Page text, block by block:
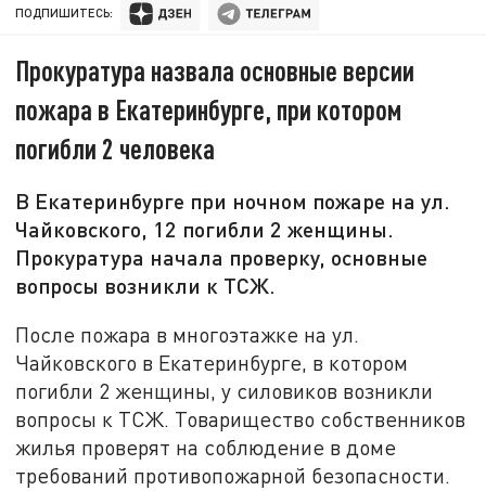
ПОДПИШИТЕСЬ:
Прокуратура назвала основные версии
пожара в Екатеринбурге, при котором
погибли 2 человека
В Екатеринбурге при ночном пожаре на ул.
Чайковского, 12 погибли 2 женщины.
Прокуратура начала проверку, основные
вопросы возникли к ТСЖ.
После пожара в многоэтажке на ул.
Чайковского в Екатеринбурге, в котором
погибли 2 женщины, у силовиков возникли
вопросы к ТСЖ. Товарищество собственников
жилья проверят на соблюдение в доме
требований противопожарной безопасности.